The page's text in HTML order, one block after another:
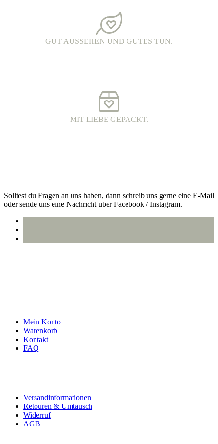
GUT AUSSEHEN UND GUTES TUN.
MIT LIEBE GEPACKT.
Solltest du Fragen an uns haben, dann schreib uns gerne eine E-Mail
oder sende uns eine Nachricht über Facebook / Instagram.
Mein Konto
Warenkorb
Kontakt
FAQ
Versandinformationen
Retouren & Umtausch
Widerruf
AGB